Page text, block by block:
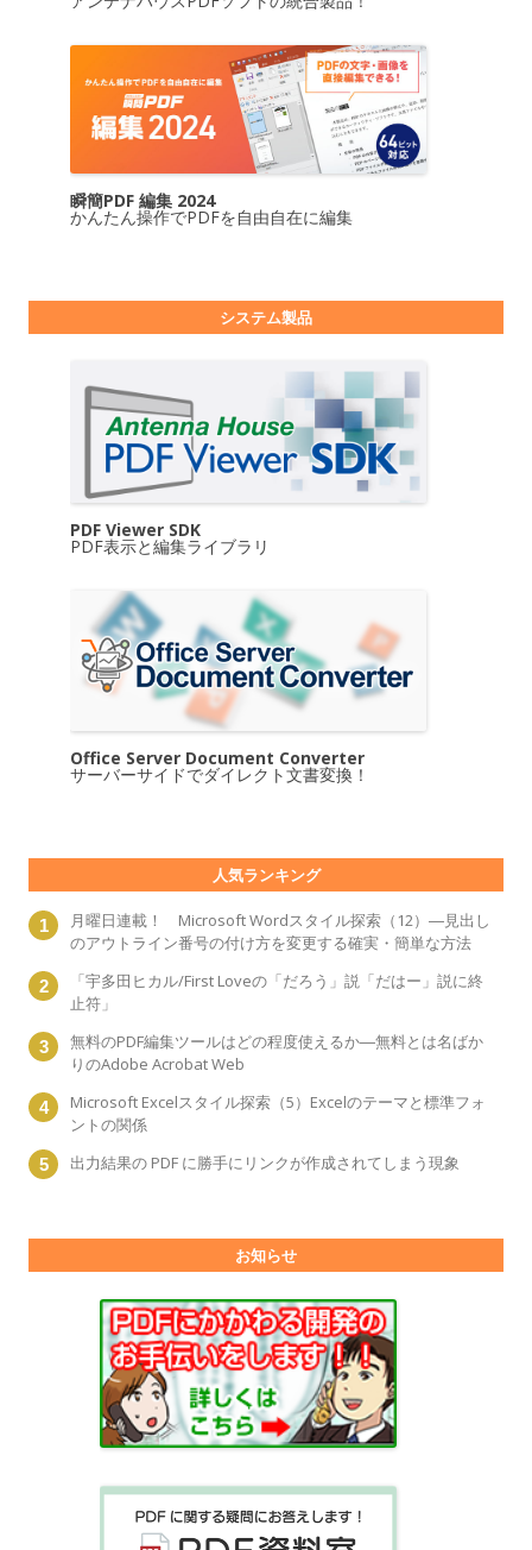
瞬簡PDF 編集 2024
かんたん操作でPDFを自由自在に編集
システム製品
PDF Viewer SDK
PDF表示と編集ライブラリ
Office Server Document Converter
サーバーサイドでダイレクト文書変換！
人気ランキング
月曜日連載！ Microsoft Wordスタイル探索（12）―見出し
のアウトライン番号の付け方を変更する確実・簡単な方法
「宇多田ヒカル/First Loveの「だろう」説「だはー」説に終
止符」
無料のPDF編集ツールはどの程度使えるか―無料とは名ばか
りのAdobe Acrobat Web
Microsoft Excelスタイル探索（5）Excelのテーマと標準フォ
ントの関係
出力結果の PDF に勝手にリンクが作成されてしまう現象
お知らせ